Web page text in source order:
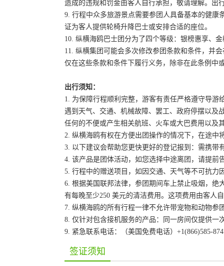
造成的违规和罚金由客人自行承担，敬请理解。出
9. 行程中众多旅游景点需要参团人具备基本的健
证为客人提供轮椅升降巴士或安排合适的座位。
10. 纵横海鸥巴士团分为了四个等级：银榜惠享、
11. 纵横集团可能会多次修改参团条款和条件，并
仅在这些条款和条件下履行义务，除非在此条例中
出行须知：
1. 为保障行程顺利完整，游客有责任严格遵守导
遇到天气、交通、机械故障、罢工、政府停摆以及
任何的不便或产生相关航班、火车或大巴费用以及
2. 纵横海鸥有权在方便出团操作的情况下，在途
3. 以下建议会帮助您更快更好的登记报到：需携
4. 该产品是团体活动，如您选择中途离团，请提
5. 行程中的赠送项目，如因交通、天气等不可抗
6. 根据美国联邦法律，参团期间车上禁止吸烟，
有每晚至少250 美元的清洁费用。这项费用由客人
7. 纵横海鸥的所有行程一律不允许带宠物和动物参
8. 仅针对包含接机服务的产品：同一房间仅提供
9. 紧急联系电话：（美国免费电话）+1(866)585-
签证须知